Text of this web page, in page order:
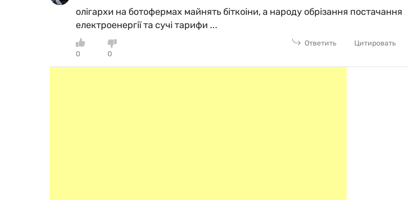
олігархи на ботофермах майнять біткоіни, а народу обрізання постачання
електроенергії та сучі тарифи ...
0 0
Ответить Цитировать